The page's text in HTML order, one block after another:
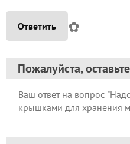
Ответить ✿
Пожалуйста,